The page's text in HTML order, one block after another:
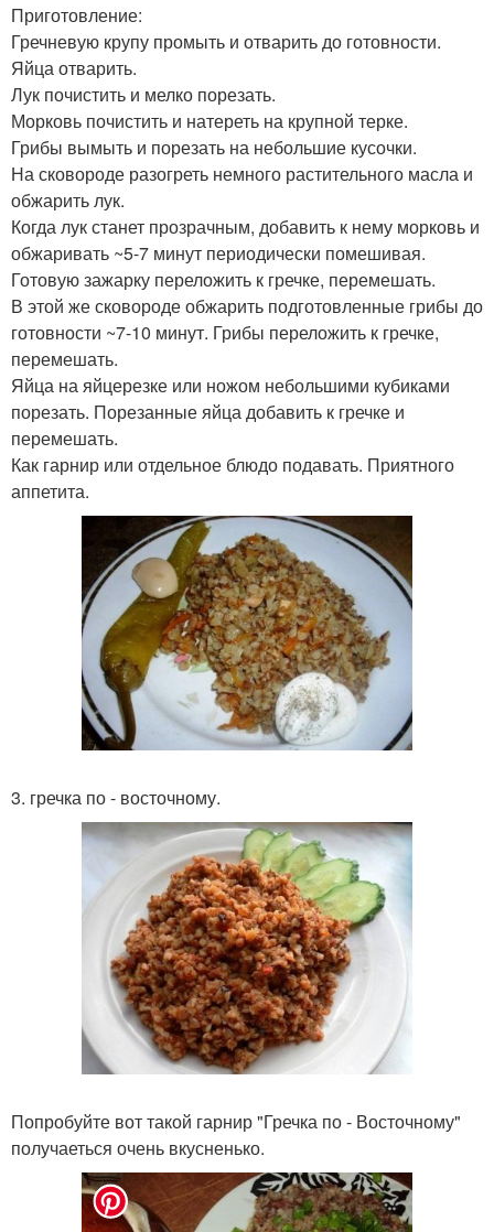
Приготовление:
Гречневую крупу промыть и отварить до готовности.
Яйца отварить.
Лук почистить и мелко порезать.
Морковь почистить и натереть на крупной терке.
Грибы вымыть и порезать на небольшие кусочки.
На сковороде разогреть немного растительного масла и
обжарить лук.
Когда лук станет прозрачным, добавить к нему морковь и
обжаривать ~5-7 минут периодически помешивая.
Готовую зажарку переложить к гречке, перемешать.
В этой же сковороде обжарить подготовленные грибы до
готовности ~7-10 минут. Грибы переложить к гречке,
перемешать.
Яйца на яйцерезке или ножом небольшими кубиками
порезать. Порезанные яйца добавить к гречке и
перемешать.
Как гарнир или отдельное блюдо подавать. Приятного
аппетита.
3. гречка по - восточному.
Попробуйте вот такой гарнир "Гречка по - Восточному"
получаеться очень вкусненько.